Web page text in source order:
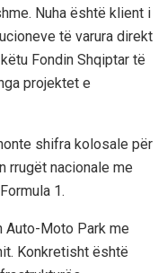
Nuha është klient i
të varura direkt
Fondin Shqiptar të
projektet e
shifra kolosale për
rrugët nacionale me
1.
Auto-Moto Park me
Konkretisht është